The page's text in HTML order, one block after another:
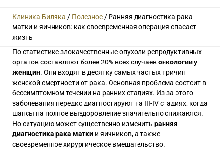
Клиника Биляка / Полезное/ Ранняя диагностика рака
матки и яичников: как своевременная операция спасает
жизнь
По статистике злокачественные опухоли репродуктивных
органов составляют более 20% всех случаевонкологии у
женщин. Они входят в десятку самых частых причин
женской смертности от рака. Основная проблема состоит в
бессимптомном течении на ранних стадиях. Из-за этого
заболевания нередко диагностируют на III-IV стадиях, когда
шансы на полное выздоровление значительно снижаются.
Но ситуацию может существенно изменить ранняя
диагностика рака матки и яичников, а также
своевременное хирургическое вмешательство.